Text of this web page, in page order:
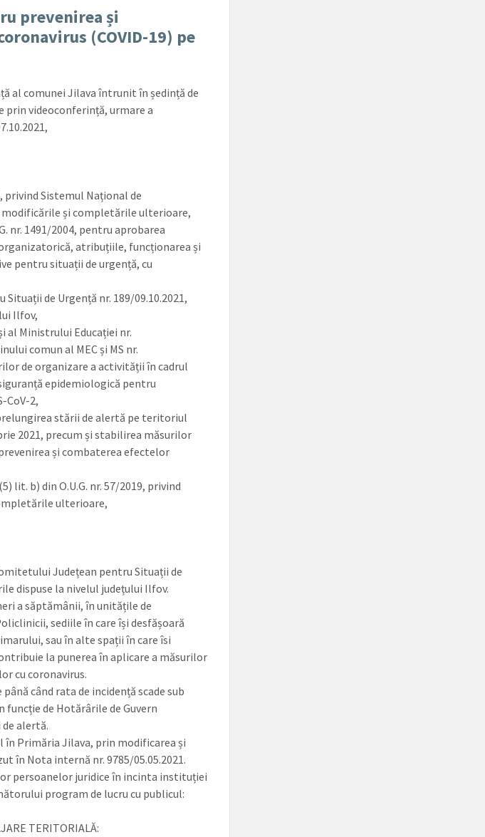
prevenirea și
(COVID-19) pe
al comunei Jilava întrunit în ședință de
prin videoconferință, urmare a
privind Sistemul Național de
modificările și completările ulterioare,
nr. 1491/2004, pentru aprobarea
atribuțiile, funcționarea și
pentru situații de urgență, cu
de Urgență nr. 189/09.10.2021,
Ilfov,
al Ministrului Educației nr.
comun al MEC și MS nr.
de organizare a activității în cadrul
epidemiologică pentru
CoV-2,
stării de alertă pe teritoriul
2021, precum și stabilirea măsurilor
și combaterea efectelor
lit. b) din O.U.G. nr. 57/2019, privind
ulterioare,
Județean pentru Situații de
dispuse la nivelul județului Ilfov.
a săptămânii, în unitățile de
sediile în care își desfășoară
sau în alte spații în care îsi
la punerea în aplicare a măsurilor
cu coronavirus.
când rata de incidență scade sub
de Hotărârile de Guvern
alertă.
în Primăria Jilava, prin modificarea și
în Nota internă nr. 9785/05.05.2021.
persoanelor juridice în incinta instituției
program de lucru cu publicul:
TERITORIALĂ: